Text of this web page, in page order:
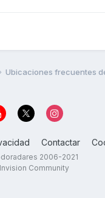
Ubicaciones frecuentes
Contactar
2006-2021
Community